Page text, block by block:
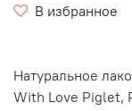
В избранное
Натуральное
With Love Piglet,